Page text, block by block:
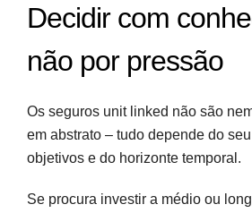
Decidir com
não por pressão
Os seguros unit linked não são
em abstrato – tudo depende do
objetivos e do horizonte temporal.
Se procura investir a médio ou